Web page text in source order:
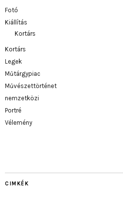
Fotó
Kiállítás
Kortárs
Kortárs
Legek
Műtárgypiac
Művészettörténet
nemzetközi
Portré
Vélemény
CIMKÉK